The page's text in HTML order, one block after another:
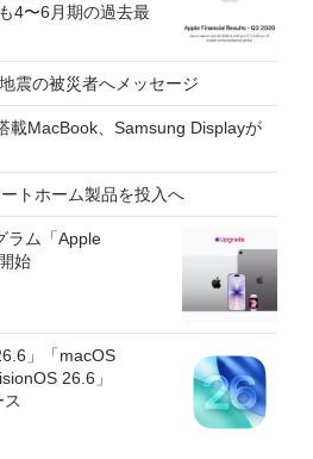
4〜6月期の過去最
震の被災者へメッセージ
載MacBook、Samsung Displayが
トホーム製品を投入へ
ラム「Apple
始
」「macOS
26.6」
ス